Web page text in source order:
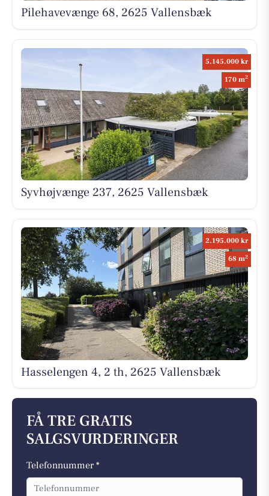
Pilehavevænge 68, 2625 Vallensbæk
5.145.000 kr
170 m2
Syvhøjvænge 237, 2625 Vallensbæk
2.195.000 kr
68 m2
Hasselengen 4, 2 th, 2625 Vallensbæk
FÅ TRE GRATIS
SALGSVURDERINGER
Telefonnummer *